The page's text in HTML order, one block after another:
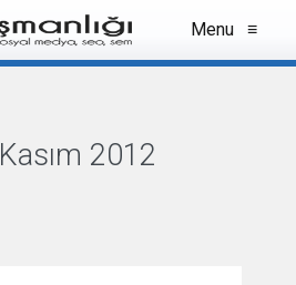
Menu ≡
Kasım 2012